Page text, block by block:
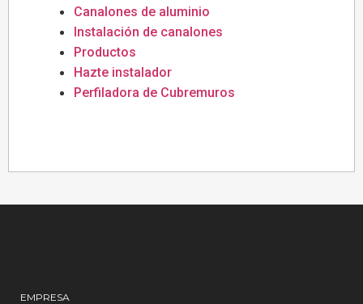
Canalones de aluminio
Instalación de canalones
Productos
Hazte instalador
Perfiladora de Cubremuros
EMPRESA